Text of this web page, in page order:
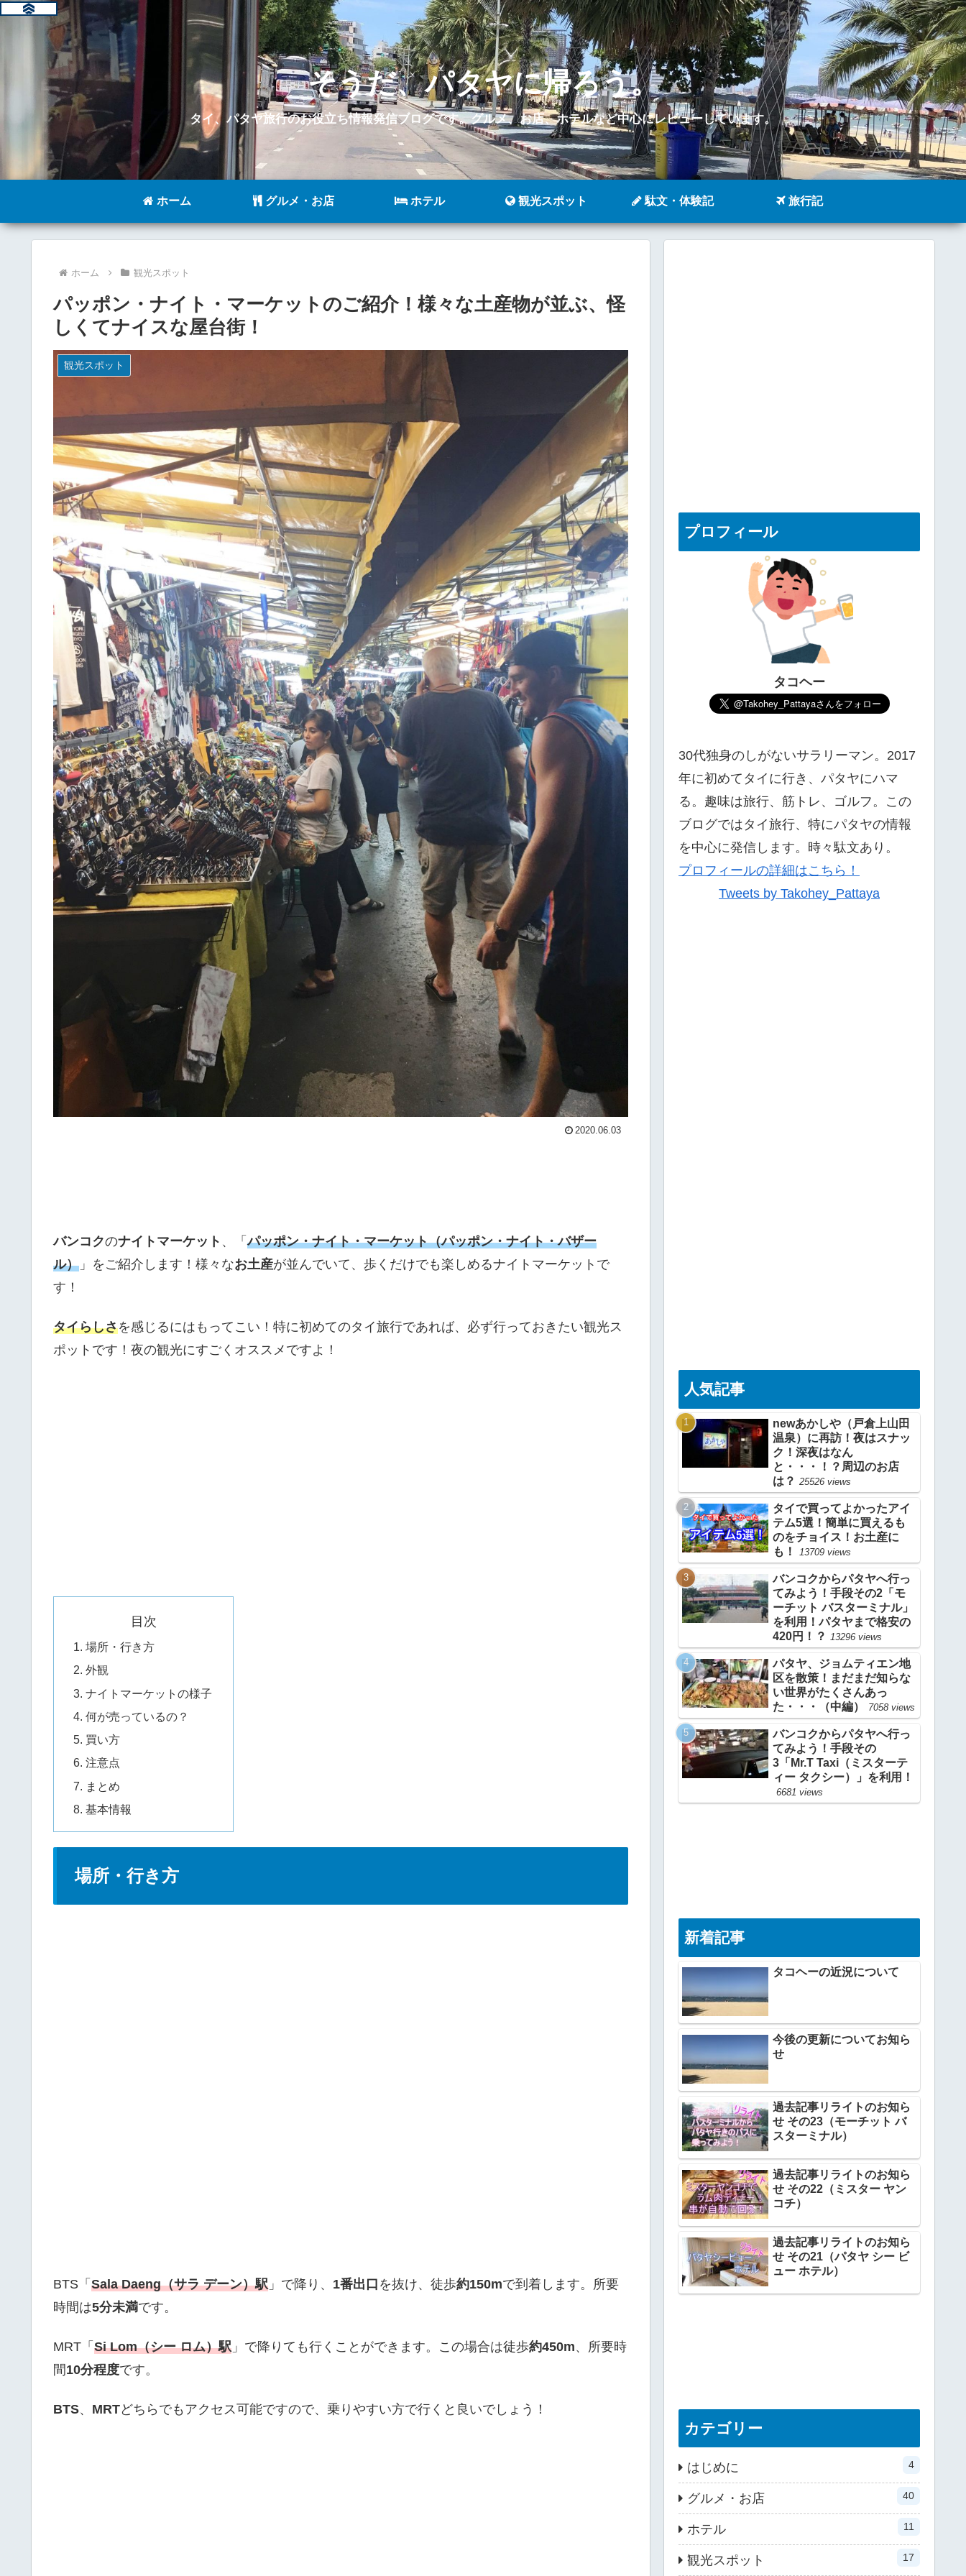
そうだ、パタヤに帰ろう。
タイ、パタヤ旅行のお役立ち情報発信ブログです。グルメ、お店、ホテルなど中心にレビューしています。
ホーム グルメ・お店 ホテル 観光スポット 駄文・体験記 旅行記
ホーム 観光スポット
パッポン・ナイト・マーケットのご紹介！様々な土産物が並ぶ、怪
しくてナイスな屋台街！
観光スポット
2020.06.03
バンコクのナイトマーケット 、「パッポン・ナイト・マーケット（パッポン・ナイト・バザー
ル） 」をご紹介します！様々なお土産が並んでいて、歩くだけでも楽しめるナイトマーケットで
す！
タイらしさを感じるにはもってこい！特に初めてのタイ旅行であれば、必ず行っておきたい観光ス
ポットです！夜の観光にすごくオススメですよ！
目次
場所・行き方
外観
ナイトマーケットの様子
何が売っているの？
買い方
注意点
まとめ
基本情報
場所・行き方
BTS「 Sala Daeng（サラ デーン）駅 」で降り、 1番出口 を抜け、徒歩約150mで到着します。所要
時間は5分未満です。
MRT「 Si Lom（シー ロム）駅 」で降りても行くことができます。この場合は徒歩約450m、所要時
間10分程度です。
BTS、 MRTどちらでもアクセス可能ですので、乗りやすい方で行くと良いでしょう！
プロフィール
タコヘー
30代独身のしがないサラリーマン。2017
年に初めてタイに行き、パタヤにハマ
る。趣味は旅行、筋トレ、ゴルフ。この
ブログではタイ旅行、特にパタヤの情報
を中心に発信します。時々駄文あり。
プロフィールの詳細はこちら！
Tweets by Takohey_Pattaya
人気記事
newあかしや（戸倉上山田
温泉）に再訪！夜はスナッ
ク！深夜はなん
と・・・！？周辺のお店
は？ 25526 views
タイで買ってよかったアイ
テム5選！簡単に買えるも
のをチョイス！お土産に
も！
13709 views
バンコクからパタヤへ行っ
てみよう！手段その2「モ
ーチット バスターミナル」
を利用！パタヤまで格安の
420円！？
13296 views
パタヤ、ジョムティエン地
区を散策！まだまだ知らな
い世界がたくさんあっ
た・・・（中編）
7058 views
バンコクからパタヤへ行っ
てみよう！手段その
3「Mr.T Taxi（ミスターテ
ィー タクシー）」を利用！
6681 views
新着記事
タコヘーの近況について
今後の更新についてお知ら
せ
過去記事リライトのお知ら
せ その23（モーチット バ
スターミナル）
過去記事リライトのお知ら
せ その22（ミスター ヤン
コチ）
過去記事リライトのお知ら
せ その21（パタヤ シー ビ
ュー ホテル）
カテゴリー
はじめに 4
グルメ・お店 40
ホテル 11
観光スポット 17